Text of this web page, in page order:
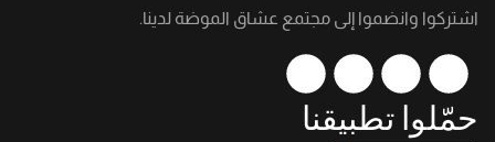
اشتركوا وانضموا إلى مجتمع عشاق الموضة لدينا.
حمّلوا تطبيقنا